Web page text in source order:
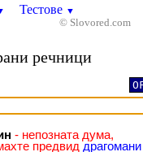
Тестове ▼
© Slovored.com
речници
- непозната дума,
предвиддрагомани